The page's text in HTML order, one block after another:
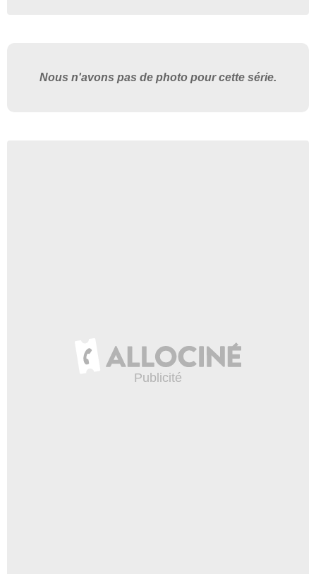
Nous n'avons pas de photo pour cette série.